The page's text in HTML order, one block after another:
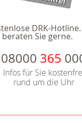
DRK-Hotline.
Sie gerne.
08000 365
Infos für Sie
rund um die Uhr